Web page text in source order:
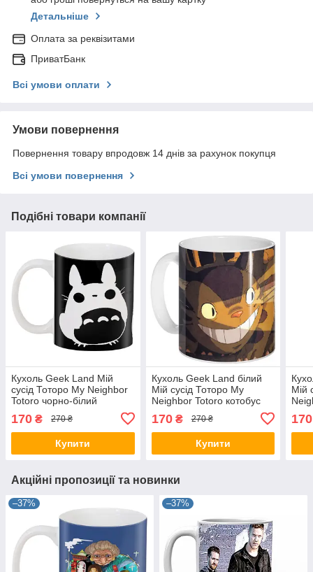
Детальніше
Оплата за реквізитами
ПриватБанк
Всі умови оплати
Умови повернення
Повернення товару впродовж 14 днів за рахунок покупця
Всі умови повернення
Подібні товари компанії
Кухоль Geek Land Мій
сусід Тоторо My Neighbor
Totoro чорно-білий
170 ₴ 270 ₴
Купити
Кухоль Geek Land білий
Мій сусід Тоторо My
Neighbor Totoro котобус
170₴ 270 ₴
Купити
Мій
170
Акційні пропозиції та новинки
–37% –37%